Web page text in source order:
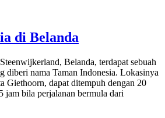
di Belanda
Belanda, terdapat sebuah
diberi nama Taman Indonesia. Lokasinya
Giethoorn, dapat ditempuh dengan 20
jam bila perjalanan bermula dari